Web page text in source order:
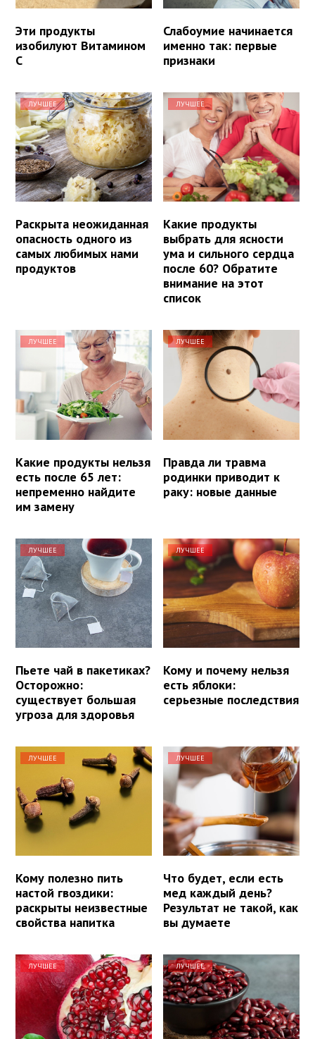
Эти продукты
изобилуют Витамином
С
Слабоумие начинается
именно так: первые
признаки
ЛУЧШЕЕ
Раскрыта неожиданная
опасность одного из
самых любимых нами
продуктов
ЛУЧШЕЕ
Какие продукты
выбрать для ясности
ума и сильного сердца
после 60? Обратите
внимание на этот
список
ЛУЧШЕЕ
Какие продукты нельзя
есть после 65 лет:
непременно найдите
им замену
ЛУЧШЕЕ
Правда ли травма
родинки приводит к
раку: новые данные
ЛУЧШЕЕ
Пьете чай в пакетиках?
Осторожно:
существует большая
угроза для здоровья
ЛУЧШЕЕ
Кому и почему нельзя
есть яблоки:
серьезные последствия
ЛУЧШЕЕ
Кому полезно пить
настой гвоздики:
раскрыты неизвестные
свойства напитка
ЛУЧШЕЕ
Что будет, если есть
мед каждый день?
Результат не такой, как
вы думаете
ЛУЧШЕЕ ЛУЧШЕЕ